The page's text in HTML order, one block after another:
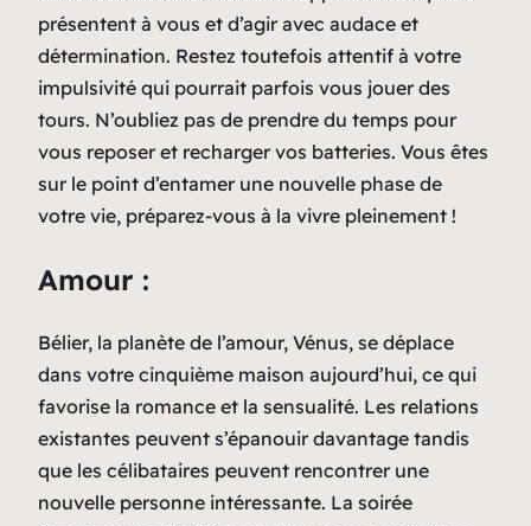
présentent à vous et d’agir avec audace et
détermination. Restez toutefois attentif à votre
impulsivité qui pourrait parfois vous jouer des
tours. N’oubliez pas de prendre du temps pour
vous reposer et recharger vos batteries. Vous êtes
sur le point d’entamer une nouvelle phase de
votre vie, préparez-vous à la vivre pleinement !
Amour :
Bélier, la planète de l’amour, Vénus, se déplace
dans votre cinquième maison aujourd’hui, ce qui
favorise la romance et la sensualité. Les relations
existantes peuvent s’épanouir davantage tandis
que les célibataires peuvent rencontrer une
nouvelle personne intéressante. La soirée